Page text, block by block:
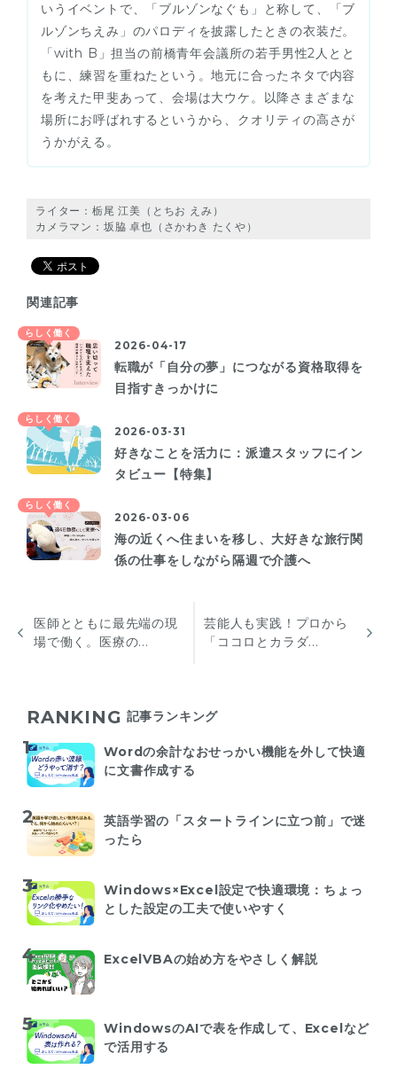
いうイベントで、「ブルゾンなぐも」と称して、「ブ
ルゾンちえみ」のパロディを披露したときの衣装だ。
「with B」担当の前橋青年会議所の若手男性2人とと
もに、練習を重ねたという。地元に合ったネタで内容
を考えた甲斐あって、会場は大ウケ。以降さまざまな
場所にお呼ばれするというから、クオリティの高さが
うかがえる。
ライター：栃尾 江美（とちお えみ）
カメラマン：坂脇 卓也（さかわき たくや）
関連記事
2026-04-17
転職が「自分の夢」につながる資格取得を
目指すきっかけに
らしく働く
2026-03-31
好きなことを活力に：派遣スタッフにイン
タビュー【特集】
らしく働く
2026-03-06
海の近くへ住まいを移し、大好きな旅行関
係の仕事をしながら隔週で介護へ
らしく働く
医師とともに最先端の現
場で働く。医療の...
芸能人も実践！プロから
「ココロとカラダ...
RANKING 記事ランキング
Wordの余計なおせっかい機能を外して快適
に文書作成する
英語学習の「スタートラインに立つ前」で迷
ったら
Windows×Excel設定で快適環境：ちょっ
とした設定の工夫で使いやすく
ExcelVBAの始め方をやさしく解説
WindowsのAIで表を作成して、Excelなど
で活用する